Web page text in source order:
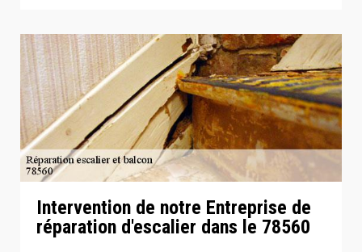
Intervention de notre Entreprise de
réparation d'escalier dans le 78560